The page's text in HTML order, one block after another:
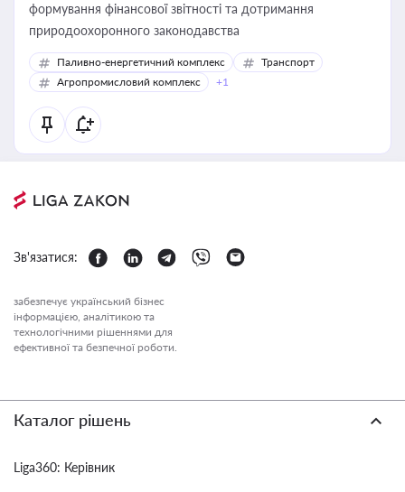
формування фінансової звітності та дотримання
природоохоронного законодавства
Паливно-енергетичний комплекс
Транспорт
Агропромисловий комплекс
+1
Зв'язатися:
забезпечує український бізнес
інформацією, аналітикою та
технологічними рішеннями для
ефективної та безпечної роботи.
Каталог рішень
Liga360: Керівник